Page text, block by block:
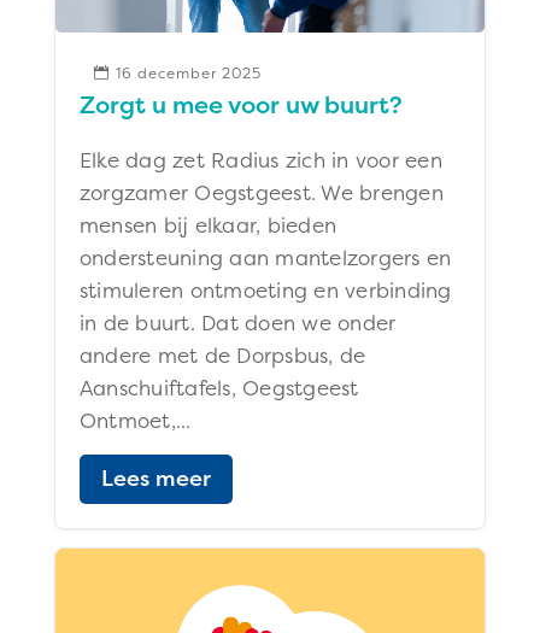
Zorgt u mee voor uw buurt?
Elke dag zet Radius zich in voor een
zorgzamer Oegstgeest. We brengen
mensen bij elkaar, bieden
ondersteuning aan mantelzorgers en
stimuleren ontmoeting en verbinding
in de buurt. Dat doen we onder
andere met de Dorpsbus, de
Aanschuiftafels, Oegstgeest
Ontmoet,...
Lees meer
 16 december 2025